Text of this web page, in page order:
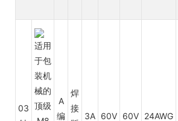
03
A
编
焊
接
3A 60V 60V 24AWG